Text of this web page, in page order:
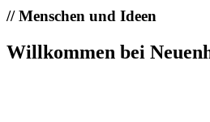
//Menschen und Ideen
Willkommen bei